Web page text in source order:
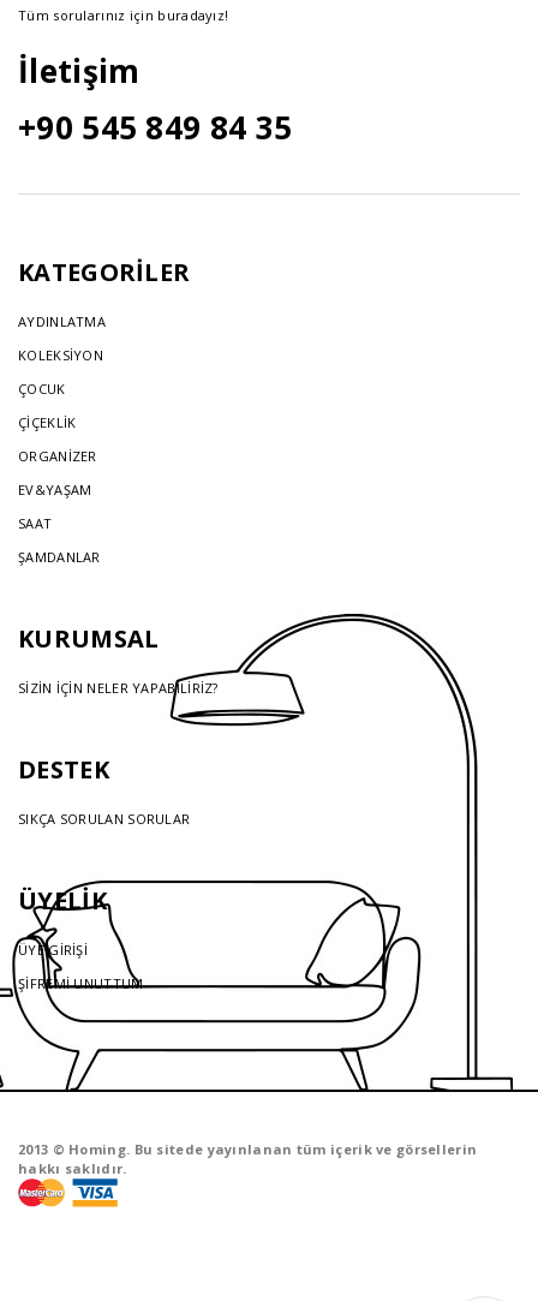
Tüm sorularınız için buradayız!
İletişim
+90 545 849 84 35
KATEGORİLER
AYDINLATMA
KOLEKSİYON
ÇOCUK
ÇİÇEKLİK
ORGANİZER
EV&YAŞAM
SAAT
ŞAMDANLAR
KURUMSAL
SİZİN İÇİN NELER YAPABİLİRİZ?
DESTEK
SIKÇA SORULAN SORULAR
ÜYELİK
ÜYE GİRİŞİ
ŞİFREMİ UNUTTUM
2013 © Homing. Bu sitede yayınlanan tüm içerik ve görsellerin
hakkı saklıdır.